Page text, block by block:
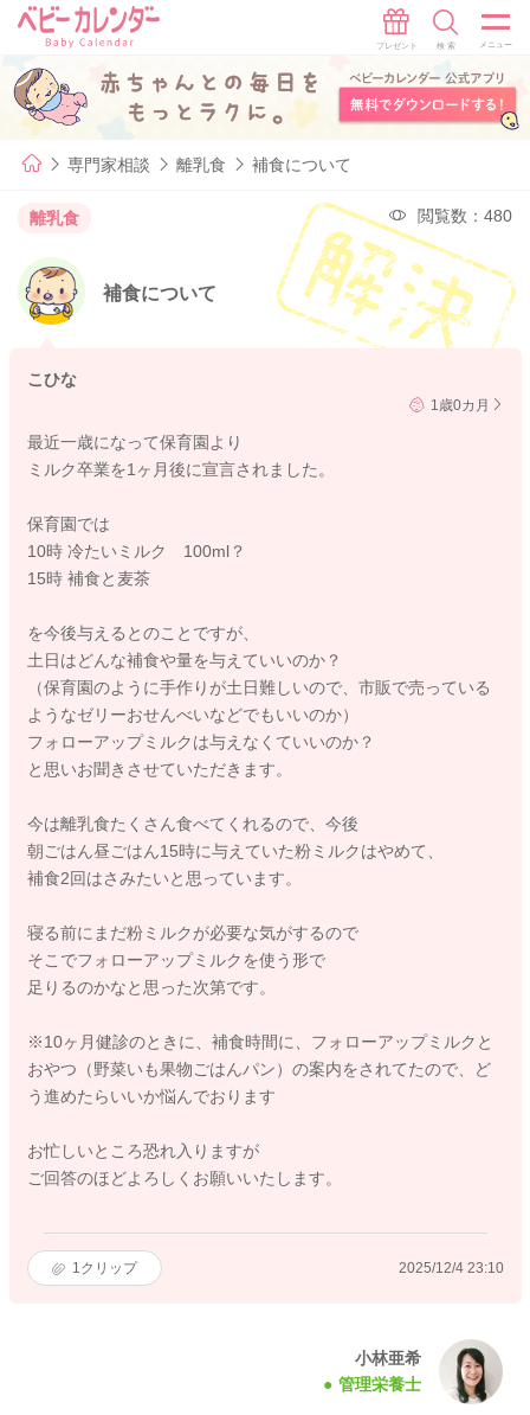
専門家相談 離乳食 補食について
離乳食 閲覧数：480
補食について
こひな
1歳0カ月
最近一歳になって保育園より
ミルク卒業を1ヶ月後に宣言されました。
保育園では
10時 冷たいミルク 100ml？
15時 補食と麦茶
を今後与えるとのことですが、
土日はどんな補食や量を与えていいのか？
（保育園のように手作りが土日難しいので、市販で売っている
ようなゼリーおせんべいなどでもいいのか）
フォローアップミルクは与えなくていいのか？
と思いお聞きさせていただきます。
今は離乳食たくさん食べてくれるので、今後
朝ごはん昼ごはん15時に与えていた粉ミルクはやめて、
補食2回はさみたいと思っています。
寝る前にまだ粉ミルクが必要な気がするので
そこでフォローアップミルクを使う形で
足りるのかなと思った次第です。
※10ヶ月健診のときに、補食時間に、フォローアップミルクと
おやつ（野菜いも果物ごはんパン）の案内をされてたので、ど
う進めたらいいか悩んでおります
お忙しいところ恐れ入りますが
ご回答のほどよろしくお願いいたします。
1 クリップ 2025/12/4 23:10
小林亜希
管理栄養士